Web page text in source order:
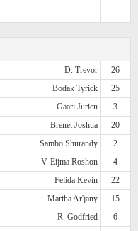
D. Trevor
26
Bodak Tyrick
25
Gaari Jurien
3
Brenet Joshua
20
Sambo Shurandy
2
V. Eijma Roshon
4
Felida Kevin
22
Martha Ar'jany
15
R. Godfried
6